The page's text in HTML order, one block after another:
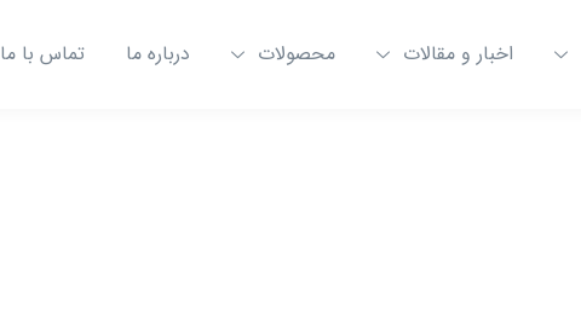
اخبار و مقالات محصولات درباره ما تماس با ما